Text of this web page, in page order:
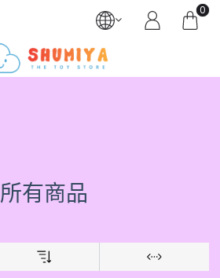
0
所有商品